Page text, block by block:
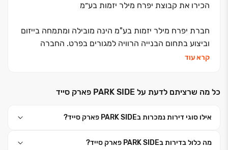
הכירו את קבוצת יפרח מילר יזמות בע״מ
חברת יפרח מילר יזמות בע"מ הינה מובילה ומתמחה בייזום
וביצוע בתחום הבנייה הרוויה למגורים בפרט. החברה
עוסקת בייזום, תכנון, ליווי & ביצוע פרויקטים שונים למסחר
יפרח מילר יזמות בע"מ מציבים רף מגורים חדש של איכות
מאות דירות חדשות בפרויקטים ברחבי הארץ בסטנדרט
ואיכותי בלוקיישנים המבוקשים ביותר בארץ למגורים
קרא עוד
כל מה שרציתם לדעת על PARK SIDE פארק סייד
אילו סוגי דירות נמכרות בPARK SIDE פארק סייד?
מה כלול בדירות בPARK SIDE פארק סייד?